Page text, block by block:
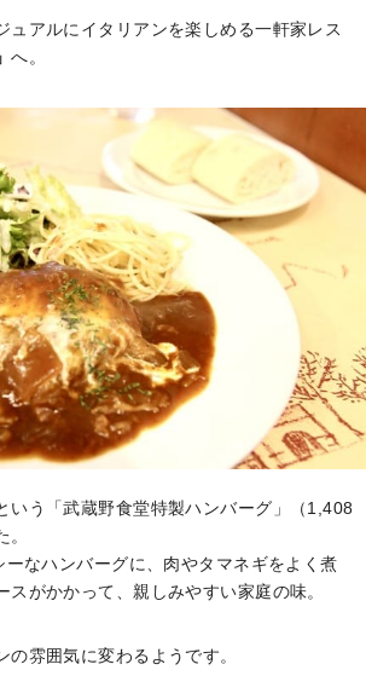
ュアルにイタリアンを楽しめる一軒家レス
へ。
いう「武蔵野食堂特製ハンバーグ」（1,408
なハンバーグに、肉やタマネギをよく煮
スがかかって、親しみやすい家庭の味。
の雰囲気に変わるようです。